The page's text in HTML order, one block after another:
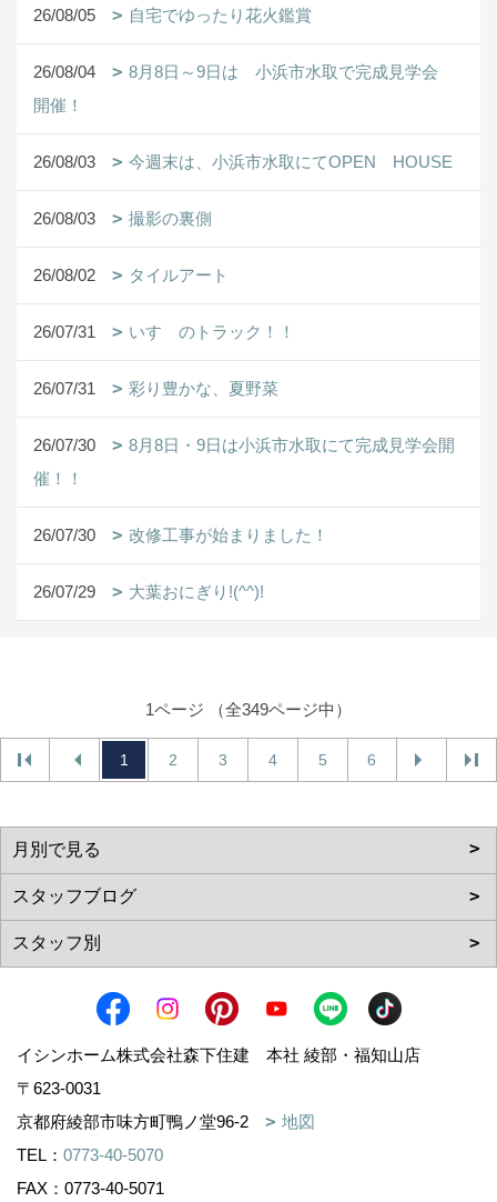
26/08/05 自宅でゆったり花火鑑賞
26/08/04
8月8日～9日は 小浜市水取で完成見学会
開催！
26/08/03 今週末は、小浜市水取にてOPEN HOUSE
26/08/03 撮影の裏側
26/08/02 タイルアート
26/07/31 いすゞのトラック！！
26/07/31 彩り豊かな、夏野菜
26/07/30
8月8日・9日は小浜市水取にて完成見学会開
催！！
26/07/30 改修工事が始まりました！
26/07/29 大葉おにぎり!(^^)!
1ページ （全349ページ中）
1 2 3 4 5 6
イシンホーム株式会社森下住建 本社 綾部・福知山店
〒623-0031
京都府綾部市味方町鴨ノ堂96-2
地図
TEL： 0773-40-5070
FAX：0773-40-5071